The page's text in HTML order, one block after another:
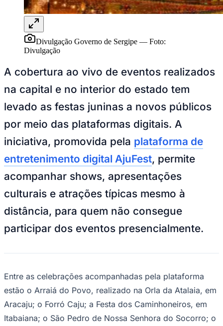
Juventude
Divulgação Governo de Sergipe — Foto:
Divulgação
A cobertura ao vivo de eventos realizados
na capital e no interior do estado tem
levado as festas juninas a novos públicos
por meio das plataformas digitais. A
iniciativa, promovida pela plataforma de
entretenimento digital AjuFest, permite
acompanhar shows, apresentações
culturais e atrações típicas mesmo à
distância, para quem não consegue
participar dos eventos presencialmente.
Entre as celebrações acompanhadas pela plataforma
estão o Arraiá do Povo, realizado na Orla da Atalaia, em
Aracaju; o Forró Caju; a Festa dos Caminhoneiros, em
Itabaiana; o São Pedro de Nossa Senhora do Socorro; o